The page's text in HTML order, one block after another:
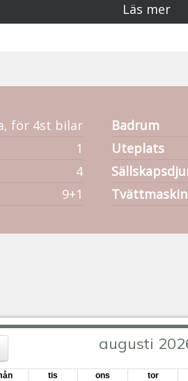
Läs mer
för 4st bilar
1
4
9+1
Badrum
Uteplats
Tvättmaskin
augusti
tis ons tor